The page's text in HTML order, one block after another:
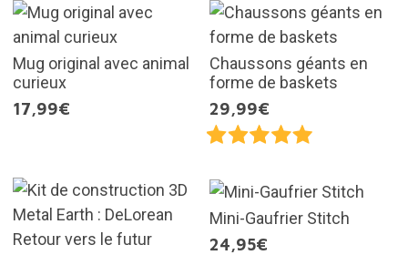
Mug original avec animal
curieux
17,99€
Chaussons géants en
forme de baskets
29,99€
Mini-Gaufrier Stitch
24,95€